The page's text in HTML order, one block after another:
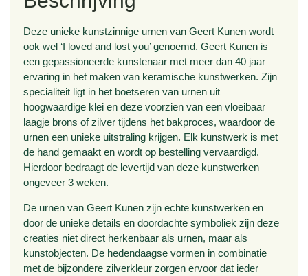
Deze unieke kunstzinnige urnen van Geert Kunen wordt
ook wel ‘I loved and lost you’ genoemd. Geert Kunen is
een gepassioneerde kunstenaar met meer dan 40 jaar
ervaring in het maken van keramische kunstwerken. Zijn
specialiteit ligt in het boetseren van urnen uit
hoogwaardige klei en deze voorzien van een vloeibaar
laagje brons of zilver tijdens het bakproces, waardoor de
urnen een unieke uitstraling krijgen. Elk kunstwerk is met
de hand gemaakt en wordt op bestelling vervaardigd.
Hierdoor bedraagt de levertijd van deze kunstwerken
ongeveer 3 weken.
De urnen van Geert Kunen zijn echte kunstwerken en
door de unieke details en doordachte symboliek zijn deze
creaties niet direct herkenbaar als urnen, maar als
kunstobjecten. De hedendaagse vormen in combinatie
met de bijzondere zilverkleur zorgen ervoor dat ieder